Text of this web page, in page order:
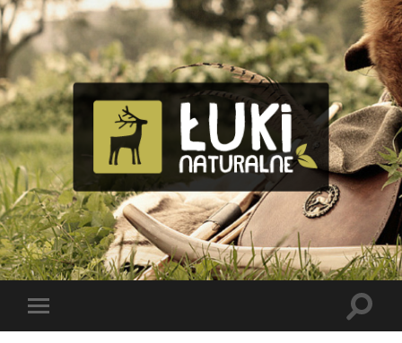
Tomasz
Bolik
Toggle
mobile
Toggle